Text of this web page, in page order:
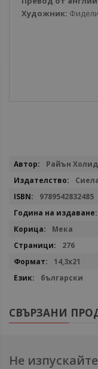
Художник:
Повече
Райън
9789542832485
Мека
276
14,3x21
български
СВЪРЗАНИ
Не